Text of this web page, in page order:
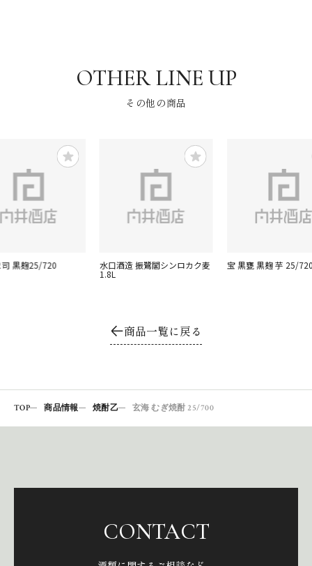
その他の商品
司 黒麹25/720 水口酒造 振鷺閣シンロカク麦
1.8L
宝 黒甕 黒麹 芋 25/
商品一覧に戻る
TOP 商品情報 焼酎乙 玄海 むぎ焼酎 25/700
CONTACT